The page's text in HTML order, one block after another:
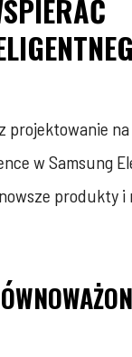
projektowanie
w Samsung
produkty